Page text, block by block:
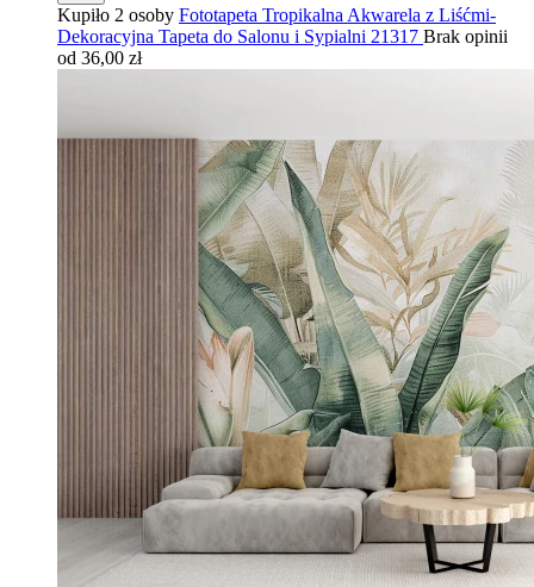
Kupiło 2 osoby Fototapeta Tropikalna Akwarela z Liśćmi-
Dekoracyjna Tapeta do Salonu i Sypialni 21317 Brak opinii
od 36,00 zł